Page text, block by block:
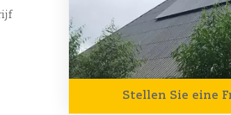
Stellen Sie eine